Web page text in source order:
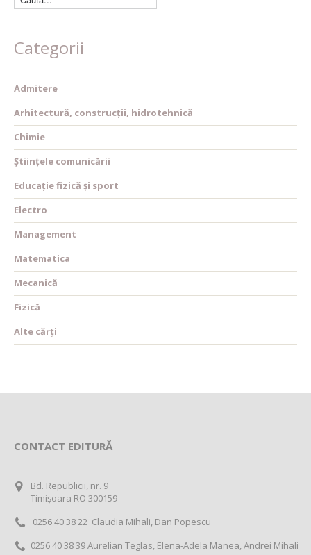
Categorii
Admitere
Arhitectură, construcții, hidrotehnică
Chimie
Științele comunicării
Educație fizică și sport
Electro
Management
Matematica
Mecanică
Fizică
Alte cărți
CONTACT EDITURĂ
Bd. Republicii, nr. 9
Timișoara RO 300159
0256 40 38 22 Claudia Mihali, Dan Popescu
0256 40 38 39 Aurelian Teglas, Elena-Adela Manea, Andrei Mihali